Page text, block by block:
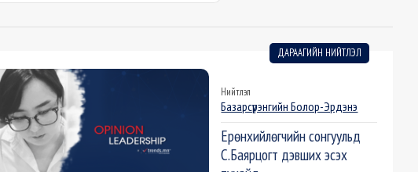
ДАРААГИЙН НИЙТЛЭЛ
Нийтлэл
Базарсүрэнгийн Болор-Эрдэнэ
Ерөнхийлөгчийн сонгуульд
С.Баярцогт дэвших эсэх